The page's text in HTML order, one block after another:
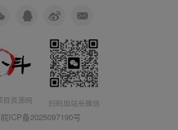
目资源网 扫码加站长微信
皖ICP备2025097190号